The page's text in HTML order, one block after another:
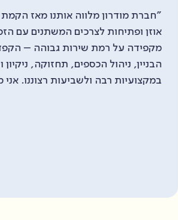
הקמת הבניין. אני תמיד מוצא
עם הזמן. חברת מודרון
הקפדה על שמירת נהלי
ניקיון ועוד. העבודה מתבצעת
אני מאוד ממליץ עליה!"